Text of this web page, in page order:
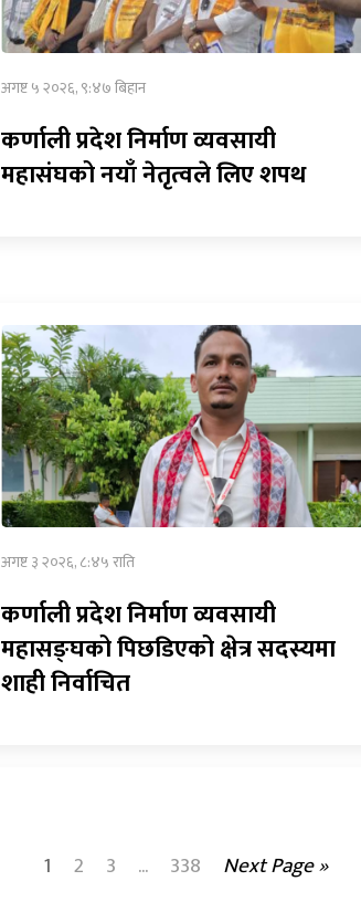
अगष्ट ५ २०२६, ९:४७ बिहान
कर्णाली प्रदेश निर्माण व्यवसायी
महासंघको नयाँ नेतृत्वले लिए शपथ
अगष्ट ३ २०२६, ८:४५ राति
कर्णाली प्रदेश निर्माण व्यवसायी
महासङ्घको पिछडिएको क्षेत्र सदस्यमा
शाही निर्वाचित
1 2 3 ... 338 Next Page »